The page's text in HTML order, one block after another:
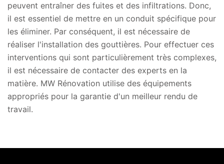
peuvent entraîner des fuites et des infiltrations. Donc,
il est essentiel de mettre en un conduit spécifique pour
les éliminer. Par conséquent, il est nécessaire de
réaliser l'installation des gouttières. Pour effectuer ces
interventions qui sont particulièrement très complexes,
il est nécessaire de contacter des experts en la
matière. MW Rénovation utilise des équipements
appropriés pour la garantie d'un meilleur rendu de
travail.